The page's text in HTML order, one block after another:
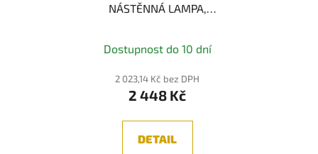
NÁSTĚNNÁ LAMPA,
Dostupnost do 10 dní
2 023,14 Kč bez DPH
2 448 Kč
DETAIL